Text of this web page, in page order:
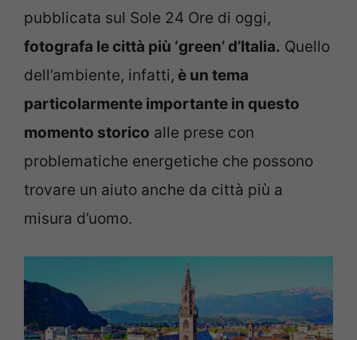
pubblicata sul Sole 24 Ore di oggi,
fotografa le città più ‘green’ d’Italia. Quello
dell’ambiente, infatti, è un tema
particolarmente importante in questo
momento storico alle prese con
problematiche energetiche che possono
trovare un aiuto anche da città più a
misura d’uomo.